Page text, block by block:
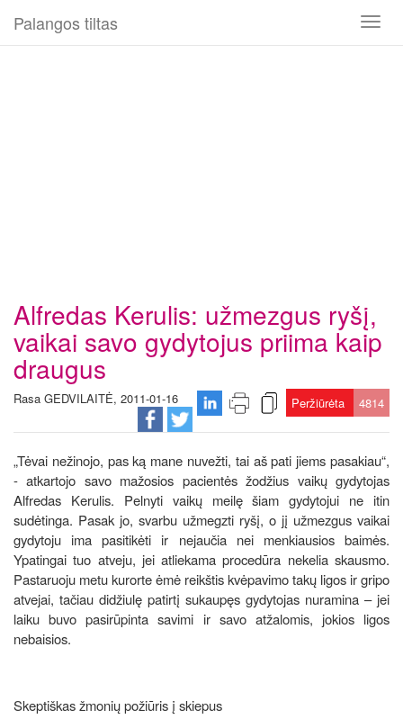
Toggle
Palangos tiltas
Alfredas Kerulis: užmezgus ryšį,
vaikai savo gydytojus priima kaip
draugus
Rasa GEDVILAITĖ, 2011-01-16 Peržiūrėta 4814
„Tėvai nežinojo, pas ką mane nuvežti, tai aš pati jiems pasakiau“,
- atkartojo savo mažosios pacientės žodžius vaikų gydytojas
Alfredas Kerulis. Pelnyti vaikų meilę šiam gydytojui ne itin
sudėtinga. Pasak jo, svarbu užmegzti ryšį, o jį užmezgus vaikai
gydytoju ima pasitikėti ir nejaučia nei menkiausios baimės.
Ypatingai tuo atveju, jei atliekama procedūra nekelia skausmo.
Pastaruoju metu kurorte ėmė reikštis kvėpavimo takų ligos ir gripo
atvejai, tačiau didžiulę patirtį sukaupęs gydytojas nuramina – jei
laiku buvo pasirūpinta savimi ir savo atžalomis, jokios ligos
nebaisios.
Skeptiškas žmonių požiūris į skiepus